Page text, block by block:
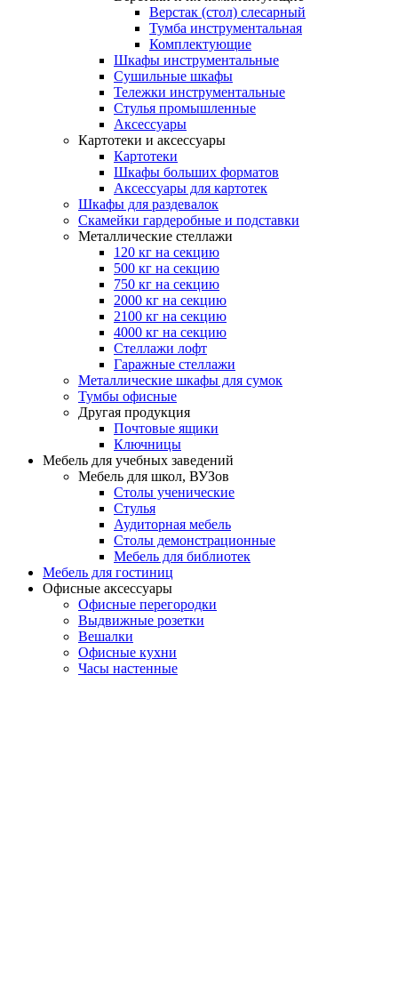
Верстак (стол) слесарный
Тумба инструментальная
Комплектующие
Шкафы инструментальные
Сушильные шкафы
Тележки инструментальные
Стулья промышленные
Аксессуары
Картотеки и аксессуары
Картотеки
Шкафы больших форматов
Аксессуары для картотек
Шкафы для раздевалок
Скамейки гардеробные и подставки
Металлические стеллажи
120 кг на секцию
500 кг на секцию
750 кг на секцию
2000 кг на секцию
2100 кг на секцию
4000 кг на секцию
Стеллажи лофт
Гаражные стеллажи
Металлические шкафы для сумок
Тумбы офисные
Другая продукция
Почтовые ящики
Ключницы
Мебель для учебных заведений
Мебель для школ, ВУЗов
Столы ученические
Стулья
Аудиторная мебель
Столы демонстрационные
Мебель для библиотек
Мебель для гостиниц
Офисные аксессуары
Офисные перегородки
Выдвижные розетки
Вешалки
Офисные кухни
Часы настенные